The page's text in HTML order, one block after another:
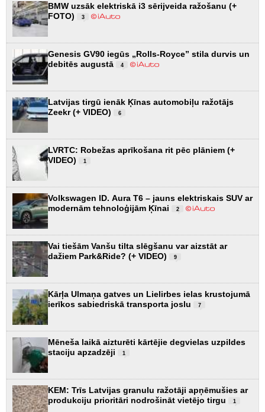
BMW uzsāk elektriskā i3 sērijveida ražošanu (+
FOTO)
3
Genesis GV90 iegūs „Rolls-Royce” stila durvis un
debitēs augustā
4
Latvijas tirgū ienāk Ķīnas automobiļu ražotājs
Zeekr (+ VIDEO)
6
LVRTC: Robežas aprīkošana rit pēc plāniem (+
VIDEO)
1
Volkswagen ID. Aura T6 – jauns elektriskais SUV ar
modernām tehnoloģijām Ķīnai
2
Vai tiešām Vanšu tilta slēgšanu var aizstāt ar
dažiem Park&Ride? (+ VIDEO)
9
Kārļa Ulmaņa gatves un Lielirbes ielas krustojumā
ierīkos sabiedriskā transporta joslu
7
Mēneša laikā aizturēti kārtējie degvielas uzpildes
staciju apzadzēji
1
KEM: Trīs Latvijas granulu ražotāji apņēmušies ar
produkciju prioritāri nodrošināt vietējo tirgu
1